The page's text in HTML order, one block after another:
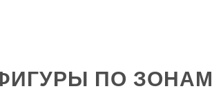
ПО ЗОНАМ